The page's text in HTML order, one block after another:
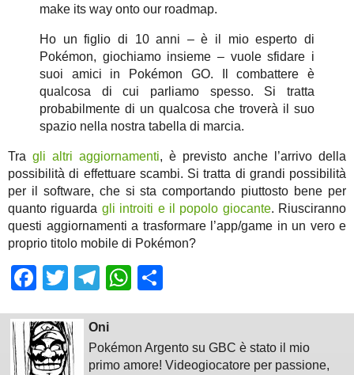
make its way onto our roadmap.
Ho un figlio di 10 anni – è il mio esperto di
Pokémon, giochiamo insieme – vuole sfidare i
suoi amici in Pokémon GO. Il combattere è
qualcosa di cui parliamo spesso. Si tratta
probabilmente di un qualcosa che troverà il suo
spazio nella nostra tabella di marcia.
Tra gli altri aggiornamenti, è previsto anche l’arrivo della
possibilità di effettuare scambi. Si tratta di grandi possibilità
per il software, che si sta comportando piuttosto bene per
quanto riguarda gli introiti e il popolo giocante. Riusciranno
questi aggiornamenti a trasformare l’app/game in un vero e
proprio titolo mobile di Pokémon?
Facebook
TwitterTelegram
WhatsApp
Oni
Pokémon Argento su GBC è stato il mio
primo amore! Videogiocatore per passione,